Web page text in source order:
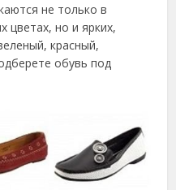
не только в
цветах, но и ярких,
красный,
обувь под